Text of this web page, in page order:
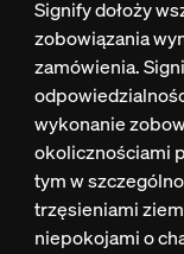
Signify dołoży
zobowiązania
zamówienia.
wykonanie
okolicznościami
tym w
trzęsieniami
niepokojami o